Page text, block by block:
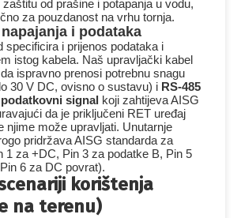
od prašine i potapanja u vodu,
za pouzdanost na vrhu tornja.
i podataka
specificira i prijenos podataka i
istog kabela. Naš upravljački kabel
ispravno prenosi potrebnu snagu
30 V DC, ovisno o sustavu) i RS-485
signal koji zahtijeva AISG
da je priključeni RET uređaj
njime može upravljati. Unutarnje
pridržava AISG standarda za
1 za +DC, Pin 3 za podatke B, Pin 5
6 za DC povrat).
korištenja
na terenu)